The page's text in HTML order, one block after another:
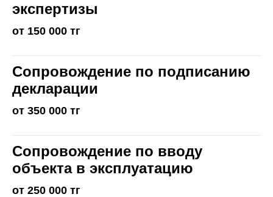
экспертизы
от 150 000 тг
Сопровождение по подписанию
декларации
от 350 000 тг
Сопровождение по вводу
объекта в эксплуатацию
от 250 000 тг